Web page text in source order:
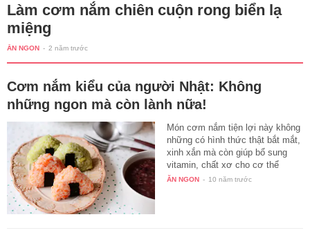
Làm cơm nắm chiên cuộn rong biển lạ
miệng
ĂN NGON - 2 năm trước
Cơm nắm kiểu của người Nhật: Không
những ngon mà còn lành nữa!
Món cơm nắm tiện lợi này không
những có hình thức thật bắt mắt,
xinh xắn mà còn giúp bổ sung
vitamin, chất xơ cho cơ thể
cực…
ĂN NGON - 10 năm trước